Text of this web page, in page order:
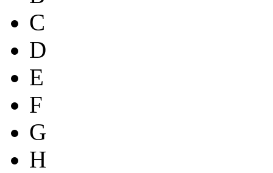
C
D
E
F
G
H